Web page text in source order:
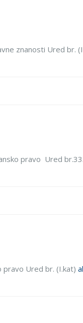
znanosti Ured br.
pravo Ured
pravo Ured br. (I.kat)